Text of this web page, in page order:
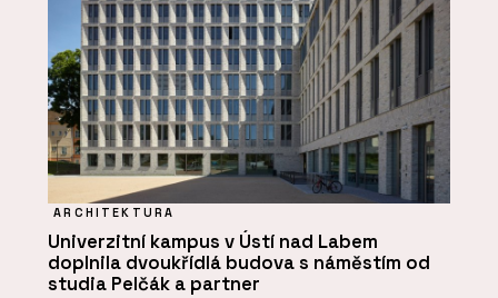
ARCHITEKTURA
Univerzitní kampus v Ústí nad Labem
doplnila dvoukřídlá budova s náměstím od
studia Pelčák a partner